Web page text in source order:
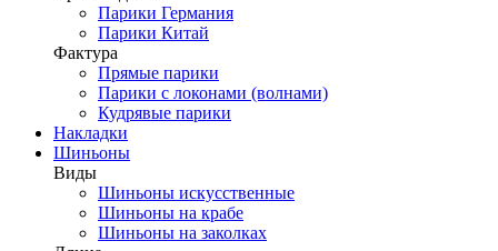
Парики Германия
Парики Китай
Фактура
Прямые парики
Парики с локонами (волнами)
Кудрявые парики
Накладки
Шиньоны
Виды
Шиньоны искусственные
Шиньоны на крабе
Шиньоны на заколках